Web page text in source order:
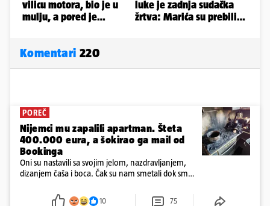
Komentari 220
POREČ
Nijemci mu zapalili apartman. Šteta
400.000 eura, a šokirao ga mail od
Bookinga
Oni su nastavili sa svojim jelom, nazdravljanjem,
dizanjem čaša i boca. Čak su nam smetali dok smo
požar, rekao je vlasnik
10 75